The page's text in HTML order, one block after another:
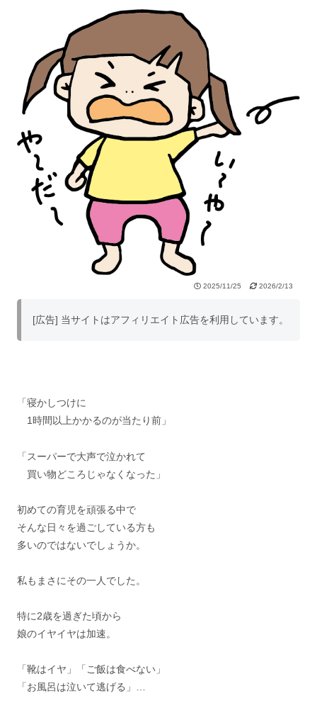
2025/11/25 2026/2/13
[広告] 当サイトはアフィリエイト広告を利用しています。
「寝かしつけに
1時間以上かかるのが当たり前」
「スーパーで大声で泣かれて
買い物どころじゃなくなった」
初めての育児を頑張る中で
そんな日々を過ごしている方も
多いのではないでしょうか。
私もまさにその一人でした。
特に2歳を過ぎた頃から
娘のイヤイヤは加速。
「靴はイヤ」「ご飯は食べない」
「お風呂は泣いて逃げる」…